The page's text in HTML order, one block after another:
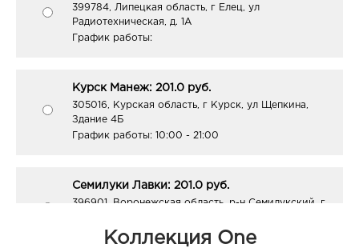
399784, Липецкая область, г Елец, ул
Радиотехническая, д. 1А
График работы:
Курск Манеж: 201.0 руб.
305016, Курская область, г Курск, ул Щепкина,
Здание 4Б
График работы: 10:00 - 21:00
Семилуки Лавки: 201.0 руб.
396901, Воронежская область, р-н Семилукский, г
График работы: 9:00 - 20:00
Коллекция One